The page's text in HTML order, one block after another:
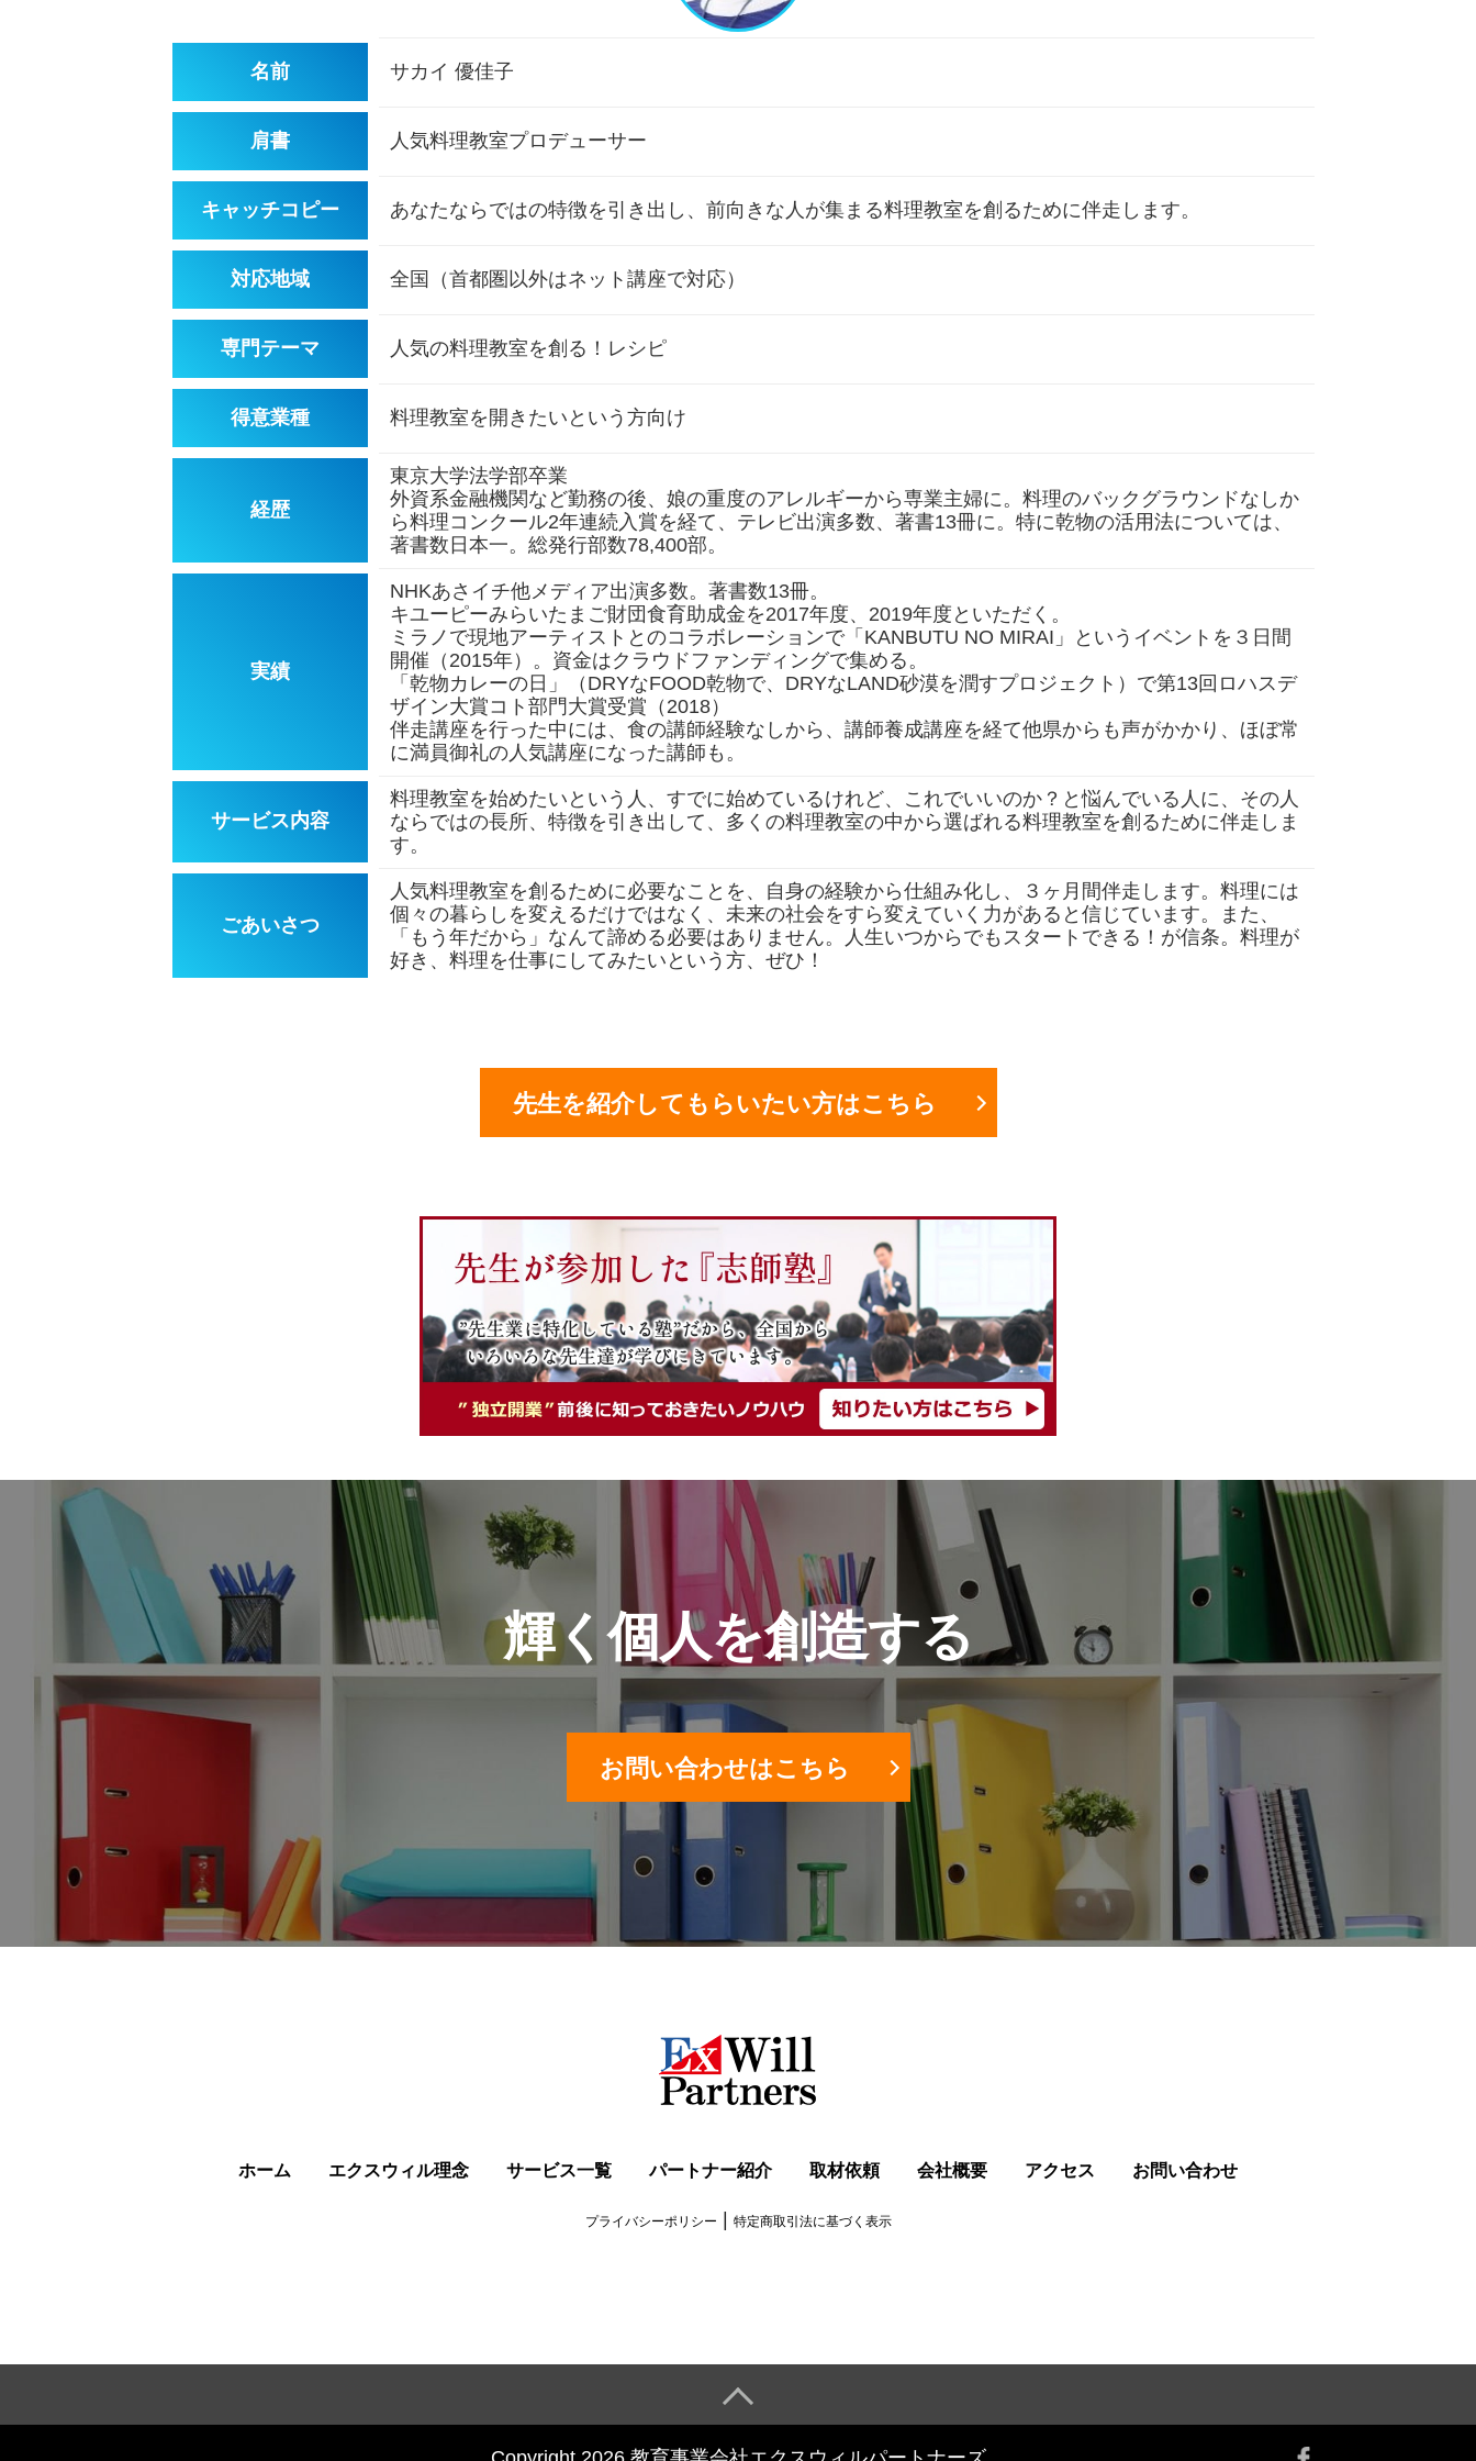
名前 サカイ 優佳子
肩書 人気料理教室プロデューサー
キャッチコピー あなたならではの特徴を引き出し、前向きな人が集まる料理教室を創るために伴走します。
対応地域 全国（首都圏以外はネット講座で対応）
専門テーマ 人気の料理教室を創る！レシピ
得意業種 料理教室を開きたいという方向け
経歴
東京大学法学部卒業
外資系金融機関など勤務の後、娘の重度のアレルギーから専業主婦に。料理のバックグラウンドなしか
ら料理コンクール2年連続入賞を経て、テレビ出演多数、著書13冊に。特に乾物の活用法については、
著書数日本一。総発行部数78,400部。
実績
NHKあさイチ他メディア出演多数。著書数13冊。
キユーピーみらいたまご財団食育助成金を2017年度、2019年度といただく。
ミラノで現地アーティストとのコラボレーションで「KANBUTU NO MIRAI」というイベントを３日間
開催（2015年）。資金はクラウドファンディングで集める。
「乾物カレーの日」（DRYなFOOD乾物で、DRYなLAND砂漠を潤すプロジェクト）で第13回ロハスデ
ザイン大賞コト部門大賞受賞（2018）
伴走講座を行った中には、食の講師経験なしから、講師養成講座を経て他県からも声がかかり、ほぼ常
に満員御礼の人気講座になった講師も。
サービス内容
料理教室を始めたいという人、すでに始めているけれど、これでいいのか？と悩んでいる人に、その人
ならではの長所、特徴を引き出して、多くの料理教室の中から選ばれる料理教室を創るために伴走しま
す。
ごあいさつ
人気料理教室を創るために必要なことを、自身の経験から仕組み化し、３ヶ月間伴走します。料理には
個々の暮らしを変えるだけではなく、未来の社会をすら変えていく力があると信じています。また、
「もう年だから」なんて諦める必要はありません。人生いつからでもスタートできる！が信条。料理が
好き、料理を仕事にしてみたいという方、ぜひ！
先生を紹介してもらいたい方はこちら
輝く個人を創造する
お問い合わせはこちら
ホーム エクスウィル理念 サービス一覧 パートナー紹介 取材依頼 会社概要 アクセス お問い合わせ
プライバシーポリシー 特定商取引法に基づく表示